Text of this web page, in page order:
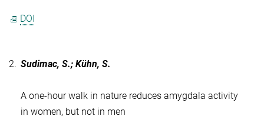
DOI
2. Sudimac, S.; Kühn, S.
A one-hour walk in nature reduces amygdala activity
in women, but not in men